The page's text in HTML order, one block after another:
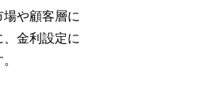
や顧客層に
金利設定に